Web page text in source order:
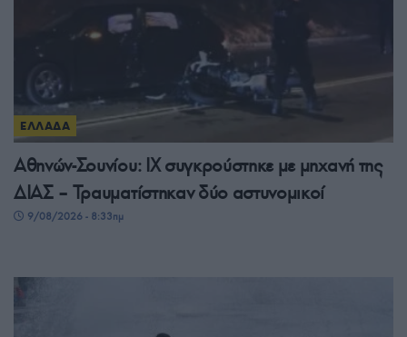
ΕΛΛΑΔΑ
Αθηνών-Σουνίου: ΙΧ συγκρούστηκε με μηχανή της
ΔΙΑΣ – Τραυματίστηκαν δύο αστυνομικοί
9/08/2026 - 8:33πμ